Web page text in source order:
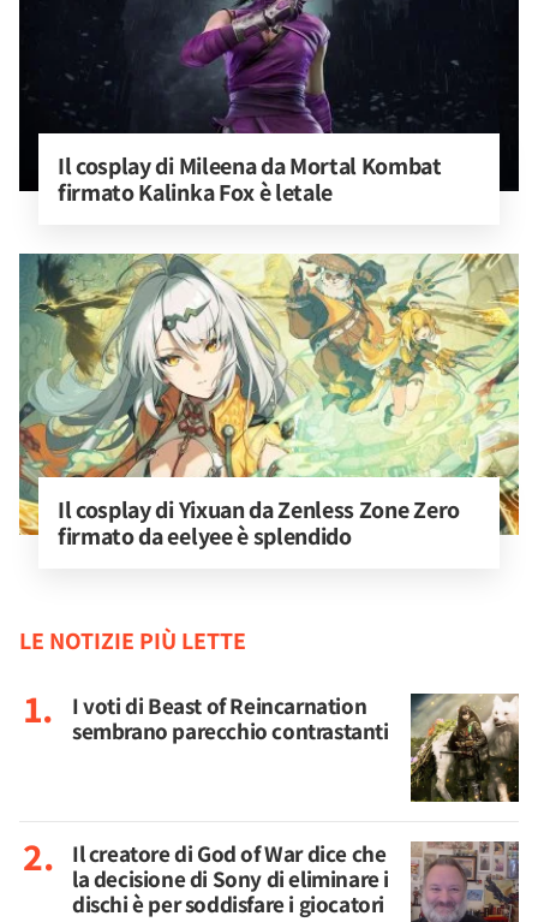
Il cosplay di Mileena da Mortal Kombat
firmato Kalinka Fox è letale
Il cosplay di Yixuan da Zenless Zone Zero
firmato da eelyee è splendido
LE NOTIZIE PIÙ LETTE
I voti di Beast of Reincarnation
sembrano parecchio contrastanti
Il creatore di God of War dice che
la decisione di Sony di eliminare i
dischi è per soddisfare i giocatori